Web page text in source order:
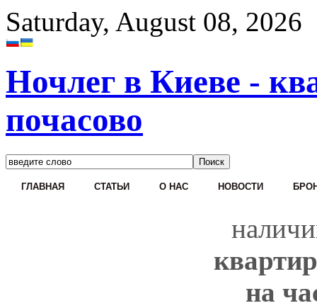
Saturday, August 08, 2026
Ночлег в Киеве -
почасово
ГЛАВНАЯ СТАТЬИ О НАС НОВОСТИ
на